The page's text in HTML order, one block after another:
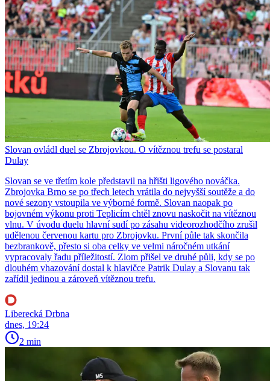
Slovan ovládl duel se Zbrojovkou. O vítěznou trefu se postaral
Dulay
Slovan se ve třetím kole představil na hřišti ligového nováčka.
Zbrojovka Brno se po třech letech vrátila do nejvyšší soutěže a do
nové sezony vstoupila ve výborné formě. Slovan naopak po
bojovném výkonu proti Teplicím chtěl znovu naskočit na vítěznou
vlnu. V úvodu duelu hlavní sudí po zásahu videorozhodčího zrušil
udělenou červenou kartu pro Zbrojovku. První půle tak skončila
bezbrankově, přesto si oba celky ve velmi náročném utkání
vypracovaly řadu příležitostí. Zlom přišel ve druhé půli, kdy se po
dlouhém vhazování dostal k hlavičce Patrik Dulay a Slovanu tak
zařídil jedinou a zároveň vítěznou trefu.
Liberecká Drbna
dnes, 19:24
2 min